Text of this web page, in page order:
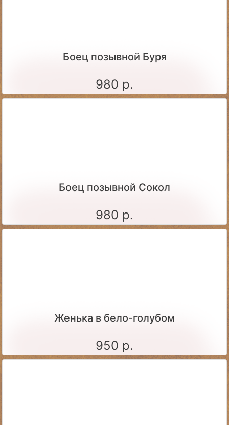
Боец позывной Буря
980 р.
Боец позывной Сокол
980 р.
Женька в бело-голубом
950 р.